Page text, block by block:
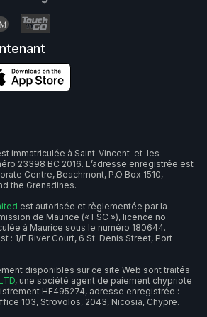
immatriculée à Saint-Vincent-et-les-
23398 BC 2016. L’adresse enregistrée est
Centre, Beachmont, P.O Box 1510,
the Grenadines.
est autorisée et règlementée par la
de Maurice (« FSC »), licence no
à Maurice sous le numéro 180644.
: 1/F River Court, 6 St. Denis Street, Port
disponibles sur ce site Web sont traités
, une société agent de paiement chypriote
HE495274, adresse enregistrée :
103, Strovolos, 2043, Nicosia, Chypre.